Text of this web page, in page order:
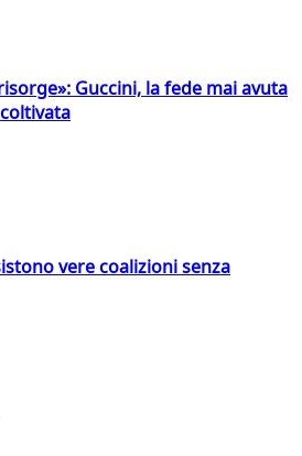
Guccini, la fede mai avuta
vere coalizioni senza